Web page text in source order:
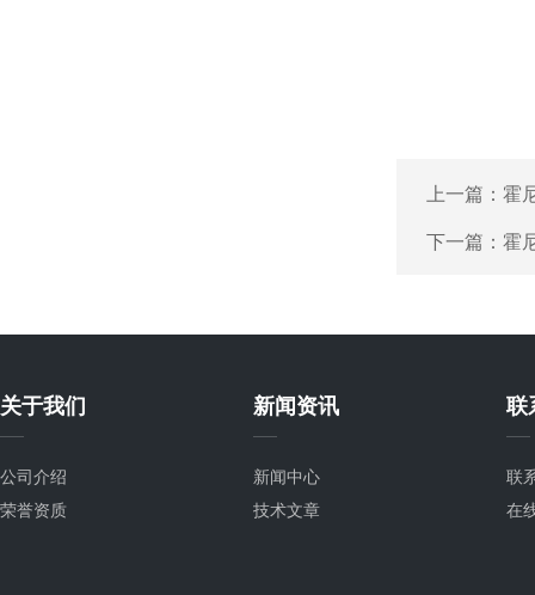
上一篇： 霍
下一篇： 霍
关于我们
公司介绍
荣誉资质
新闻资讯
新闻中心
技术文章
联
联
在